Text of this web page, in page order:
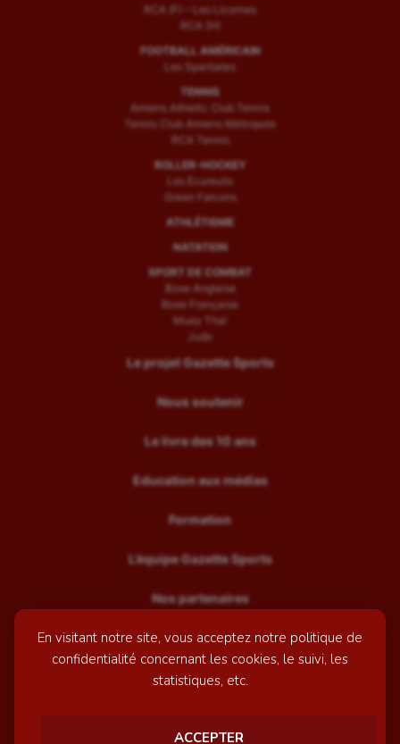
En visitant notre site, vous acceptez notre politique de
confidentialité concernant les cookies, le suivi, les
statistiques, etc.
ACCEPTER
RCA (F) – Les Licornes
RCA (H)
FOOTBALL AMÉRICAIN
Les Spartiates
TENNIS
Amiens Athletic Club Tennis
Tennis Club Amiens Métropole
RCA Tennis
ROLLER-HOCKEY
Les Ecureuils
Green Falcons
ATHLÉTISME
NATATION
SPORT DE COMBAT
Boxe Anglaise
Boxe Française
Muay Thaï
Judo
Le projet Gazette Sports
Nous soutenir
Le livre des 10 ans
Education aux médias
Formation
L’équipe Gazette Sports
Nos partenaires
Recrutement
Mentions légales